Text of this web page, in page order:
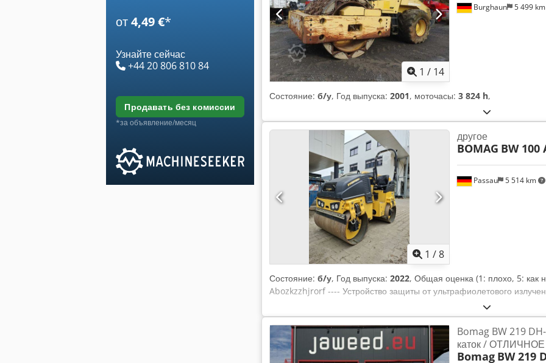
от4,49 €*
Узнайте сейчас
+44 20 806 810 84
продавать без комиссии
*за объявление/месяц
1 / 14
Burghaun 5 499 km
Состояние: б/у, Год выпуска: 2001, моточасы: 3 824 h,
1 /8
Passau 5 514 km
другое
BOMAG BW 100
Состояние: б/у, Год выпуска: 2022, Общая оценка (1: плохо, 5: как
Abozkzzhjrorf ---- Устройство защиты от ультрафиолетового
Bomag BW 219
каток /
Bomag BW 219